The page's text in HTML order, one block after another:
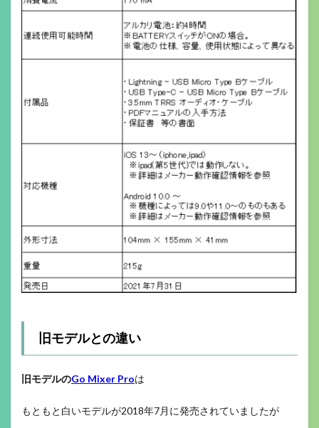
旧モデルとの違い
旧モデルのGo Mixer Proは
もともと白いモデルが2018年7月に発売されていましたが